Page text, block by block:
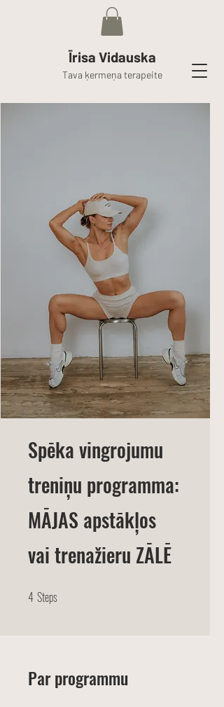
Īrisa Vidauska
Tava ķermeņa terapeite
Spēka vingrojumu
treniņu programma:
MĀJAS apstākļos
vai trenažieru ZĀLĒ
4 Steps
Par programmu